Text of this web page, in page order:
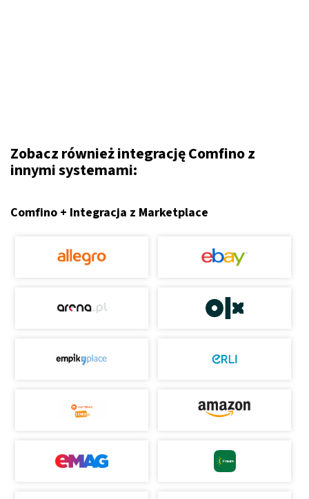
Zobacz również integrację Comfino z
innymi systemami:
Comfino + Integracja z Marketplace